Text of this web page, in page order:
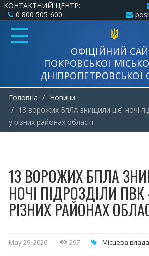
КОНТАКТНИЙ ЦЕНТР:
0 800 505 600
ОФІЦІЙНИЙ
ПОКРОВСЬКОЇ
ДНІПРОПЕТРОВСЬКОЇ
Головна
Новини
13 ворожих БпЛА знищили цієї ночі
у різних районах області
13 ВОРОЖИХ БПЛА
НОЧІ ПІДРОЗДІЛИ ПВК
РІЗНИХ РАЙОНАХ
May 29, 2026 297 Місцева влада